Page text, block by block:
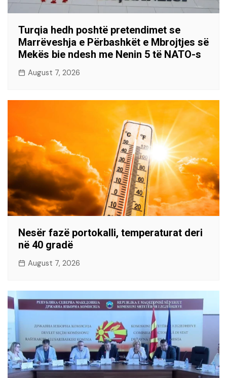
Turqia hedh poshtë pretendimet se
Marrëveshja e Përbashkët e Mbrojtjes së
Mekës bie ndesh me Nenin 5 të NATO-s
August 7, 2026
Nesër fazë portokalli, temperaturat deri
në 40 gradë
August 7, 2026